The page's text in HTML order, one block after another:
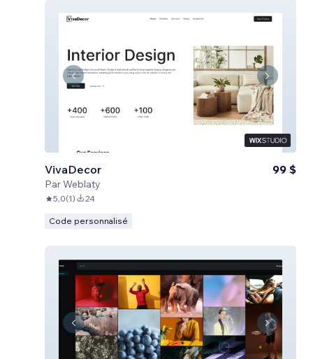
VivaDecor
ParWeblaty
99 $
5,0(1) 24
Code personnalisé